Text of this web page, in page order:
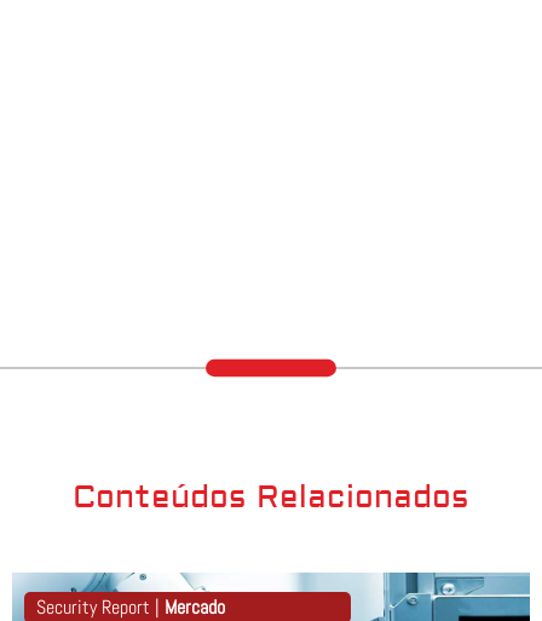
Conteúdos Relacionados
Security Report | Mercado